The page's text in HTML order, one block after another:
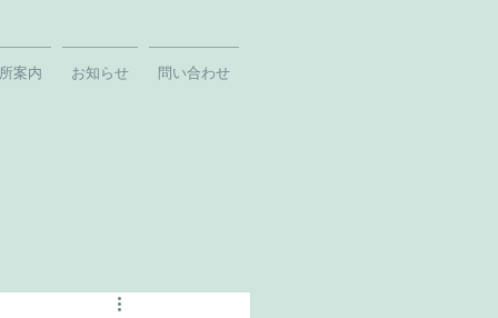
案内 お知らせ 問い合わせ